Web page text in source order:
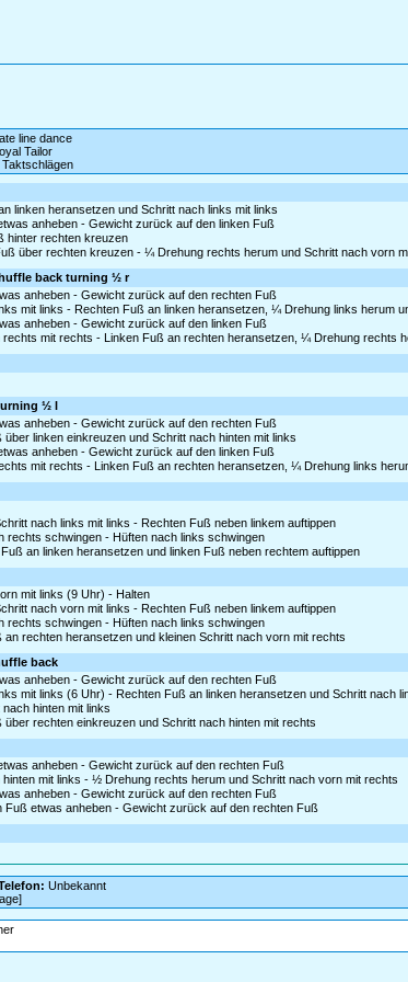
line dance
Tailor
linken heransetzen und Schritt nach links mit links
anheben - Gewicht zurück auf den linken Fuß
hinter rechten kreuzen
über rechten kreuzen - ¼ Drehung rechts herum und Schritt nach vorn
back turning ½ r
anheben - Gewicht zurück auf den rechten Fuß
mit links - Rechten Fuß an linken heransetzen, ¼ Drehung links herum
anheben - Gewicht zurück auf den linken Fuß
mit rechts - Linken Fuß an rechten heransetzen, ¼ Drehung rechts
½ l
anheben - Gewicht zurück auf den rechten Fuß
linken einkreuzen und Schritt nach hinten mit links
anheben - Gewicht zurück auf den linken Fuß
mit rechts - Linken Fuß an rechten heransetzen, ¼ Drehung links
nach links mit links - Rechten Fuß neben linkem auftippen
rechts schwingen - Hüften nach links schwingen
an linken heransetzen und linken Fuß neben rechtem auftippen
mit links (9 Uhr) - Halten
nach vorn mit links - Rechten Fuß neben linkem auftippen
rechts schwingen - Hüften nach links schwingen
rechten heransetzen und kleinen Schritt nach vorn mit rechts
back
anheben - Gewicht zurück auf den rechten Fuß
mit links (6 Uhr) - Rechten Fuß an linken heransetzen und Schritt nach
hinten mit links
rechten einkreuzen und Schritt nach hinten mit rechts
anheben - Gewicht zurück auf den rechten Fuß
mit links - ½ Drehung rechts herum und Schritt nach vorn mit rechts
anheben - Gewicht zurück auf den rechten Fuß
etwas anheben - Gewicht zurück auf den rechten Fuß
Unbekannt